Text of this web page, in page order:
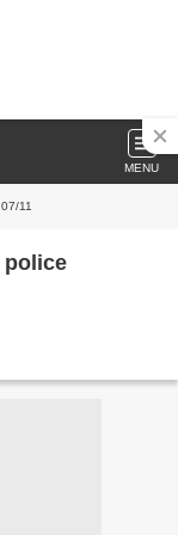
MENU
11
police